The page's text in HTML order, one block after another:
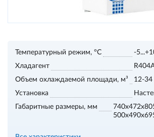
Температурный режим, °С
-
Хладагент
Объем охлаждаемой площади, м³
12-34
Установка
Габаритные размеры, мм